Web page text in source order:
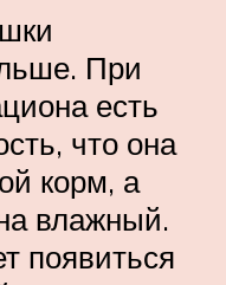
При
есть
что она
корм, а
влажный.
появиться